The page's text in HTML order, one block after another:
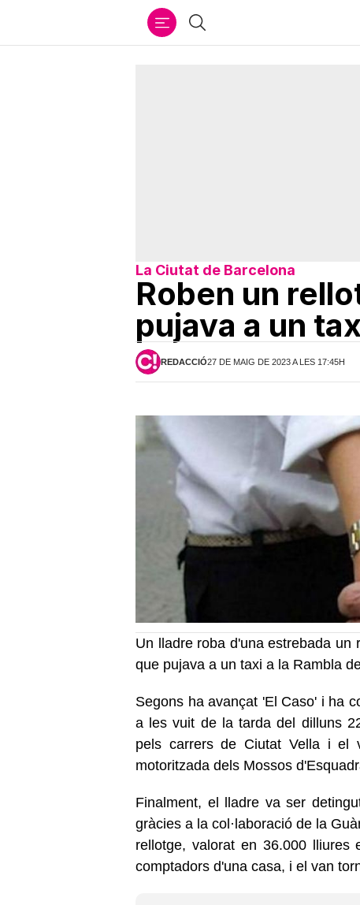
Cercar
La Ciutat de Barcelona
Roben un
pujava a un
REDACCIÓ27 DE MAIG DE 2023 A LES 17:45H
Un lladre roba d'una estrebada un
que pujava a un taxi a la Rambla
Segons ha avançat 'El Caso' i ha
a les vuit de la tarda del dilluns
pels carrers de Ciutat Vella i el
motoritzada dels Mossos
Finalment, el lladre va ser
gràcies a la col·laboració de la
rellotge, valorat en 36.000 lliures
comptadors d'una casa, i el van